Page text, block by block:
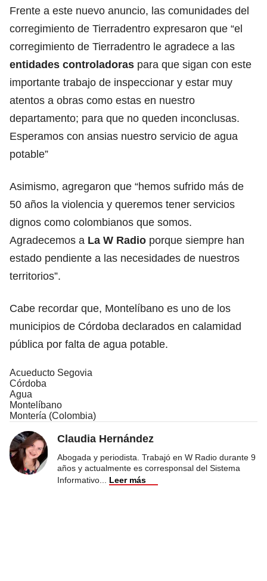
Frente a este nuevo anuncio, las comunidades del
corregimiento de Tierradentro expresaron que “el
corregimiento de Tierradentro le agradece a las
entidades controladoras para que sigan con este
importante trabajo de inspeccionar y estar muy
atentos a obras como estas en nuestro
departamento; para que no queden inconclusas.
Esperamos con ansias nuestro servicio de agua
potable”
Asimismo, agregaron que “hemos sufrido más de
50 años la violencia y queremos tener servicios
dignos como colombianos que somos.
Agradecemos a La W Radio porque siempre han
estado pendiente a las necesidades de nuestros
territorios”.
Cabe recordar que, Montelíbano es uno de los
municipios de Córdoba declarados en calamidad
pública por falta de agua potable.
Acueducto Segovia
Córdoba
Agua
Montelíbano
Montería (Colombia)
Claudia Hernández
Abogada y periodista. Trabajó en W Radio durante 9
años y actualmente es corresponsal del Sistema
Informativo
Leer más